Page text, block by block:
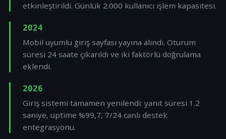
etkinleştirildi. Günlük 2.000 kullanıcı işlem kapasitesi.
2024
Mobil uyumlu giriş sayfası yayına alındı. Oturum
süresi 24 saate çıkarıldı ve iki faktörlü doğrulama
eklendi.
2026
Giriş sistemi tamamen yenilendi: yanıt süresi 1.2
saniye, uptime %99,7, 7/24 canlı destek
entegrasyonu.